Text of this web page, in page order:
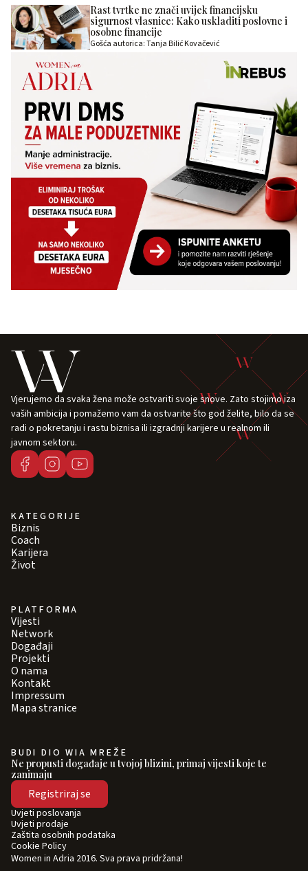
Rast tvrtke ne znači uvijek financijsku
sigurnost vlasnice: Kako uskladiti poslovne i
osobne financije
Gošća autorica: Tanja Bilić Kovačević
Vjerujemo da svaka žena može ostvariti svoje snove. Zato stojimo iza
vaših ambicija i pomažemo vam da ostvarite što god želite, bilo da se
radi o pokretanju i rastu biznisa ili izgradnji karijere u realnom ili
javnom sektoru.
KATEGORIJE
Biznis
Coach
Karijera
Život
PLATFORMA
Vijesti
Network
Događaji
Projekti
O nama
Kontakt
Impressum
Mapa stranice
BUDI DIO WIA MREŽE
Ne propusti događaje u tvojoj blizini, primaj vijesti koje te
zanimaju
Registriraj se
Women in Adria 2016. Sva prava pridržana!
Uvjeti poslovanja
Uvjeti prodaje
Zaštita osobnih podataka
Cookie Policy